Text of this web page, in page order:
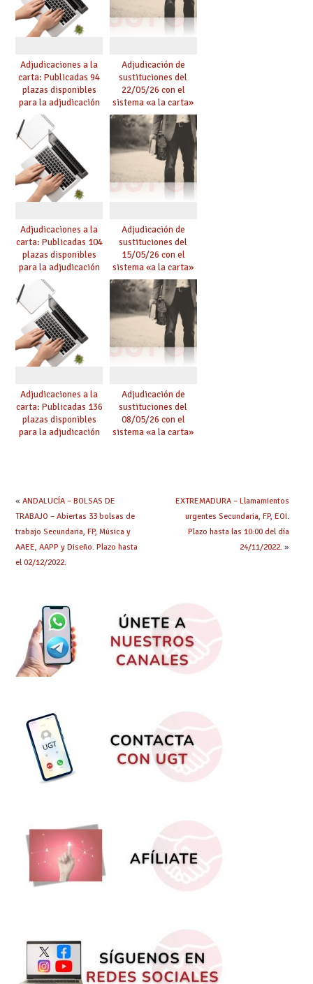
Adjudicaciones a la
carta: Publicadas 94
plazas disponibles
para la adjudicación
de mañana y abierto
plazo de solicitudes
Adjudicación de
sustituciones del
22/05/26 con el
sistema «a la carta»
conseguido con el
Acuerdo de Mejoras
Adjudicaciones a la
carta: Publicadas 104
plazas disponibles
para la adjudicación
de mañana y abierto
plazo de solicitudes
Adjudicación de
sustituciones del
15/05/26 con el
sistema «a la carta»
conseguido con el
Acuerdo de Mejoras
Adjudicaciones a la
carta: Publicadas 136
plazas disponibles
para la adjudicación
Adjudicación de
sustituciones del
08/05/26 con el
sistema «a la carta»
« ANDALUCÍA – BOLSAS DE
TRABAJO – Abiertas 33 bolsas de
trabajo Secundaria, FP, Música y
AAEE, AAPP y Diseño. Plazo hasta
el 02/12/2022.
EXTREMADURA – Llamamientos
urgentes Secundaria, FP, EOI.
Plazo hasta las 10:00 del día
24/11/2022.»